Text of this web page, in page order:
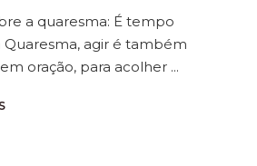
a quaresma: É tempo
Quaresma, agir é também
oração, para acolher